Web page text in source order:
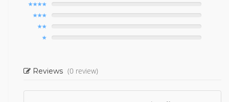
Reviews (0 review)